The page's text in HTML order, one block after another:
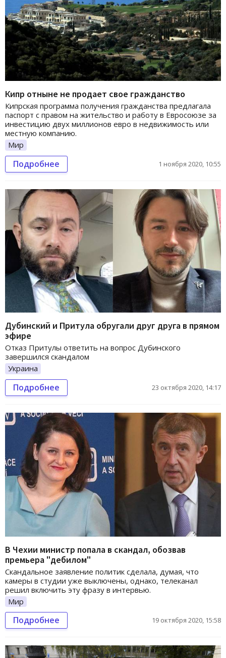
Кипр отныне не продает свое гражданство
Кипрская программа получения гражданства предлагала
паспорт с правом на жительство и работу в Евросоюзе за
инвестицию двух миллионов евро в недвижимость или
местную компанию.
Мир
Подробнее 1 ноября 2020, 10:55
Дубинский и Притула обругали друг друга в прямом
эфире
Отказ Притулы ответить на вопрос Дубинского
завершился скандалом
Украина
Подробнее 23 октября 2020, 14:17
В Чехии министр попала в скандал, обозвав
премьера "дебилом"
Скандальное заявление политик сделала, думая, что
камеры в студии уже выключены, однако, телеканал
решил включить эту фразу в интервью.
Мир
Подробнее 19 октября 2020, 15:58